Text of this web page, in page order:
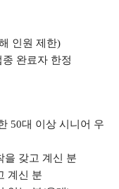
인원 제한)
완료자 한정
50대 이상 시니어 우
을 갖고 계신 분
계신 분